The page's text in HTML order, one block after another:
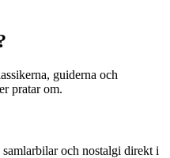
guiderna och
pratar om.
och nostalgi direkt i